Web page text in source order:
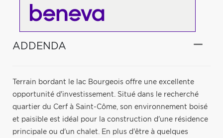
ADDENDA
Terrain bordant le lac Bourgeois offre une excellente
opportunité d'investissement. Situé dans le recherché
quartier du Cerf à Saint-Côme, son environnement boisé
et paisible est idéal pour la construction d'une résidence
principale ou d'un chalet. En plus d'être à quelques